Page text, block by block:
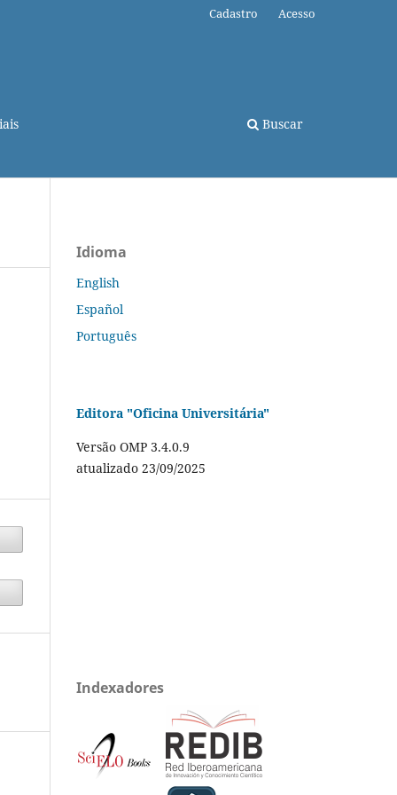
Buscar
Cadastro Acesso
Idioma
English
Español
Português
Editora "Oficina Universitária"
Versão OMP 3.4.0.9
atualizado 23/09/2025
Indexadores